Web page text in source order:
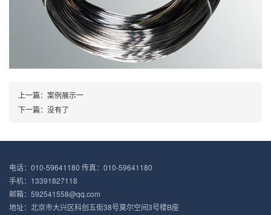
上一篇： 案例展示一
下一篇： 没有了
电话：010-59641180 传真：010-59641180
手机：13391827118
邮箱：592541558@qq.com
地址：北京市大兴区科创五街38号莫尔空间3号楼B座